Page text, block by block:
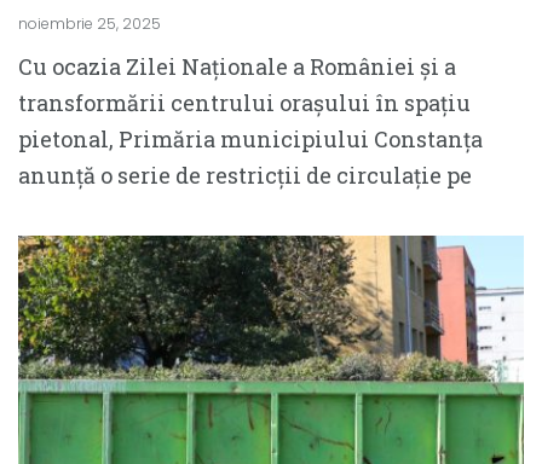
noiembrie 25, 2025
Cu ocazia Zilei Naționale a României și a
transformării centrului orașului în spațiu
pietonal, Primăria municipiului Constanța
anunță o serie de restricții de circulație pe